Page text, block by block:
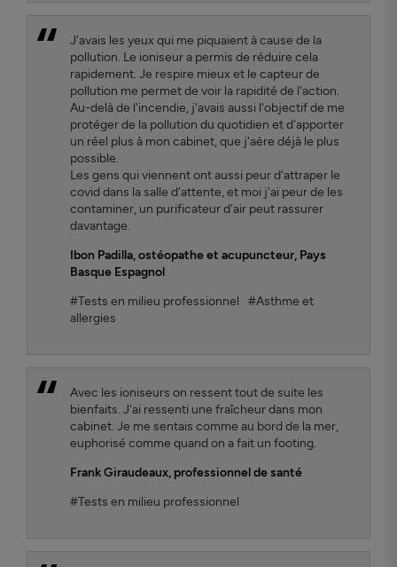
J'avais les yeux qui me piquaient à cause de la
pollution. Le ioniseur a permis de réduire cela
rapidement. Je respire mieux et le capteur de
pollution me permet de voir la rapidité de l'action.
Au-delà de l'incendie, j'avais aussi l'objectif de me
protéger de la pollution du quotidien et d'apporter
un réel plus à mon cabinet, que j'aère déjà le plus
possible.
Les gens qui viennent ont aussi peur d'attraper le
covid dans la salle d'attente, et moi j'ai peur de les
contaminer, un purificateur d'air peut rassurer
davantage.
Ibon Padilla, ostéopathe et acupuncteur, Pays
Basque Espagnol
#Tests en milieu professionnel
#Asthme et
allergies
Avec les ioniseurs on ressent tout de suite les
bienfaits. J'ai ressenti une fraîcheur dans mon
cabinet. Je me sentais comme au bord de la mer,
euphorisé comme quand on a fait un footing.
Frank Giraudeaux, professionnel de santé
#Tests en milieu professionnel